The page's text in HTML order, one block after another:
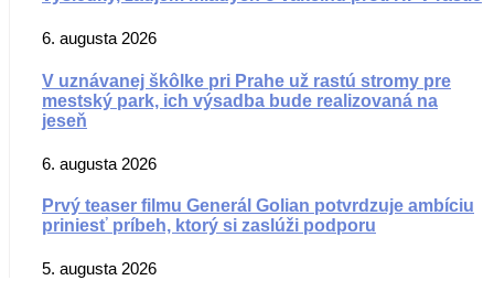
6. augusta 2026
V uznávanej škôlke pri Prahe už rastú stromy pre
mestský park, ich výsadba bude realizovaná na
jeseň
6. augusta 2026
Prvý teaser filmu Generál Golian potvrdzuje ambíciu
priniesť príbeh, ktorý si zaslúži podporu
5. augusta 2026